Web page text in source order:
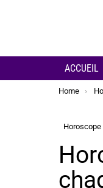
ACCUEIL
You are here:
Home